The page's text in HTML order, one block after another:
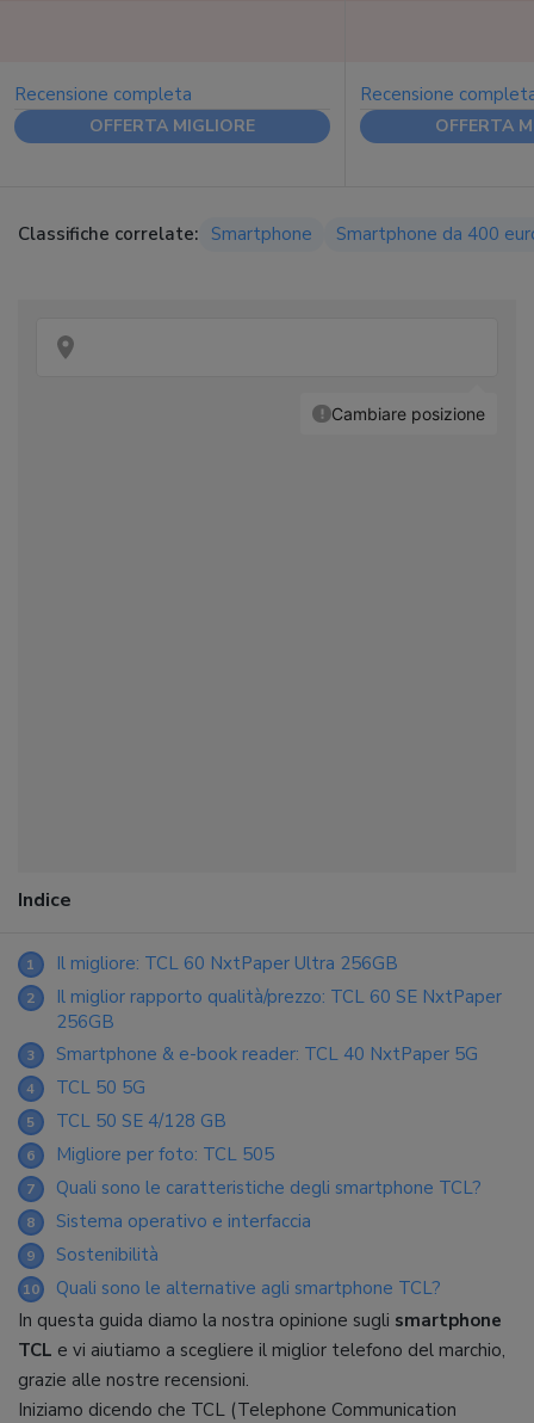
Recensione completa
OFFERTA MIGLIORE
Recensione
OFFERTA
Classifiche correlate: Smartphone Smartphone da 400
Indice
1 Il migliore: TCL 60 NxtPaper Ultra 256GB
2
Il miglior rapporto qualità/prezzo: TCL 60 SE NxtPaper
256GB
3 Smartphone & e-book reader: TCL 40 NxtPaper 5G
4 TCL 50 5G
5 TCL 50 SE 4/128 GB
6 Migliore per foto: TCL 505
7 Quali sono le caratteristiche degli smartphone TCL?
8 Sistema operativo e interfaccia
9 Sostenibilità
10
Quali sono le alternative agli smartphone TCL?
In questa guida diamo la nostra opinione sugli smartphone
TCL e vi aiutiamo a scegliere il miglior telefono del marchio,
grazie alle nostre recensioni.
Iniziamo dicendo che TCL (Telephone Communication